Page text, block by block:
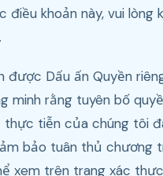
điều khoản này, vui lòng
được Dấu ấn Quyền
minh rằng tuyên bố
thực tiễn của chúng tôi
bảo tuân thủ chương
xem trên trang xác